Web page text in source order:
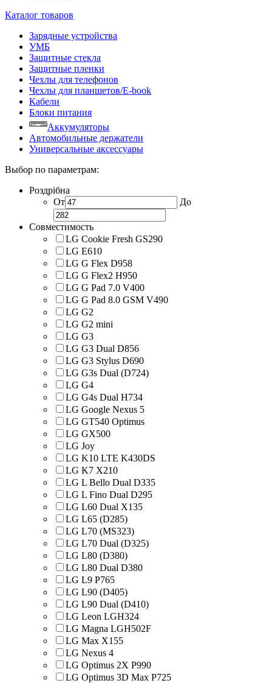
Каталог товаров
Зарядные устройства
УМБ
Защитные стекла
Защитные пленки
Чехлы для телефонов
Чехлы для планшетов/E-book
Кабели
Блоки питания
Аккумуляторы
Автомобильные держатели
Универсальные аксессуары
Выбор по параметрам:
Роздрібна
От
До
Совместимость
LG Cookie Fresh GS290
LG E610
LG G Flex D958
LG G Flex2 H950
LG G Pad 7.0 V400
LG G Pad 8.0 GSM V490
LG G2
LG G2 mini
LG G3
LG G3 Dual D856
LG G3 Stylus D690
LG G3s Dual (D724)
LG G4
LG G4s Dual H734
LG Google Nexus 5
LG GT540 Optimus
LG GX500
LG Joy
LG K10 LTE K430DS
LG K7 X210
LG L Bello Dual D335
LG L Fino Dual D295
LG L60 Dual X135
LG L65 (D285)
LG L70 (MS323)
LG L70 Dual (D325)
LG L80 (D380)
LG L80 Dual D380
LG L9 P765
LG L90 (D405)
LG L90 Dual (D410)
LG Leon LGH324
LG Magna LGH502F
LG Max X155
LG Nexus 4
LG Optimus 2X P990
LG Optimus 3D Max P725